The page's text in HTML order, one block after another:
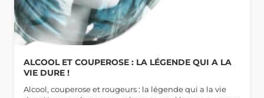
ALCOOL ET COUPEROSE : LA LÉGENDE QUI A LA
VIE DURE !
Alcool, couperose et rougeurs : la légende qui a la vie